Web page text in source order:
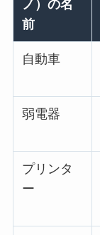
ノ）の名
前
自動車
弱電器
プリンタ
ー